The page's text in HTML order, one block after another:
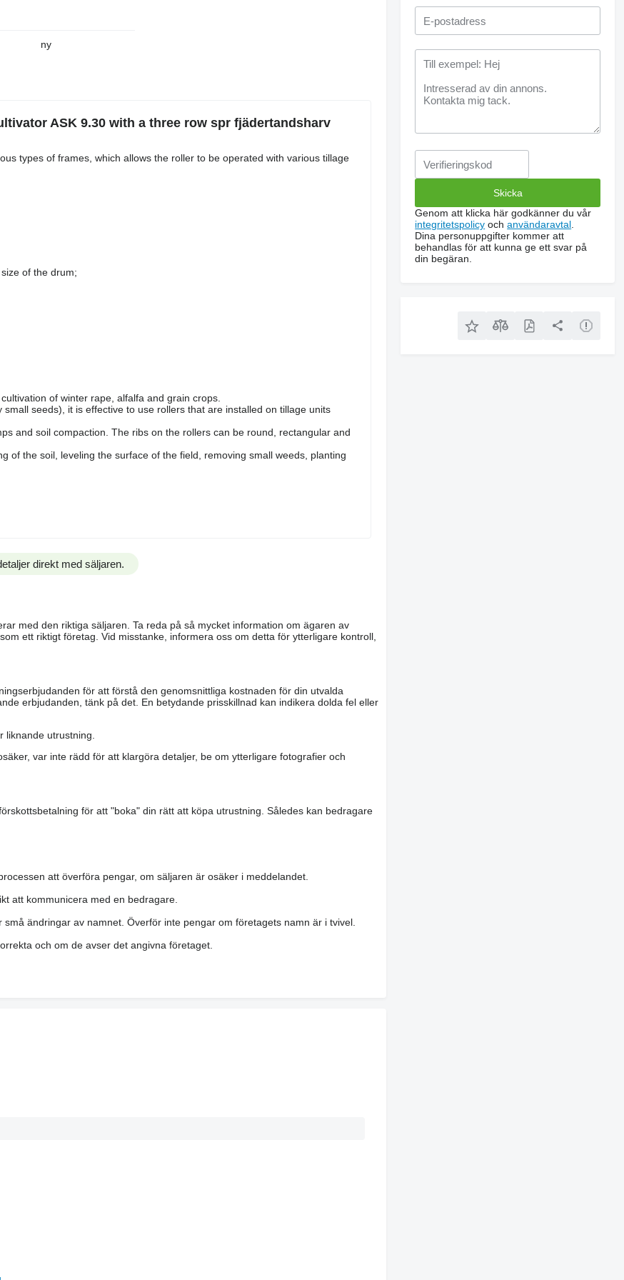
ny
ASK 9.30 with a three row spr fjädertandsharv
types of frames, which allows the roller to be operated with various tillage
of the drum;
of winter rape, alfalfa and grain crops.
seeds), it is effective to use rollers that are installed on tillage units
and soil compaction. The ribs on the rollers can be round, rectangular and
of the soil, leveling the surface of the field, removing small weeds, planting
direkt med säljaren.
med den riktiga säljaren. Ta reda på så mycket information om ägaren av
ett riktigt företag. Vid misstanke, informera oss om detta för ytterligare kontroll,
för att förstå den genomsnittliga kostnaden för din utvalda
erbjudanden, tänk på det. En betydande prisskillnad kan indikera dolda fel eller
utrustning.
var inte rädd för att klargöra detaljer, be om ytterligare fotografier och
för att "boka" din rätt att köpa utrustning. Således kan bedragare
att överföra pengar, om säljaren är osäker i meddelandet.
att kommunicera med en bedragare.
ändringar av namnet. Överför inte pengar om företagets namn är i tvivel.
och om de avser det angivna företaget.
Genom att klicka här godkänner du vår
integritetspolicy ochanvändaravtal
Dina personuppgifter kommer att
behandlas för att kunna ge ett svar på
din begäran.